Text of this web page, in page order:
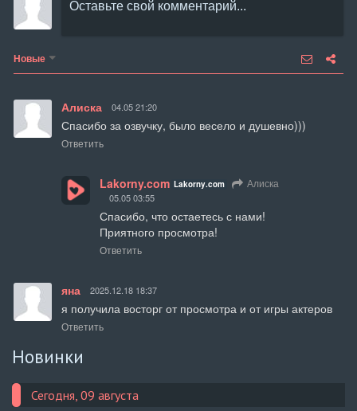
Новые
Алиска 04.05 21:20
Спасибо за озвучку, было весело и душевно)))
Ответить
Lakorny.com Lakorny.com Алиска
05.05 03:55
Спасибо, что остаетесь с нами!
Приятного просмотра!
Ответить
яна 2025.12.18 18:37
я получила восторг от просмотра и от игры актеров
Ответить
Новинки
Сегодня, 09 августа